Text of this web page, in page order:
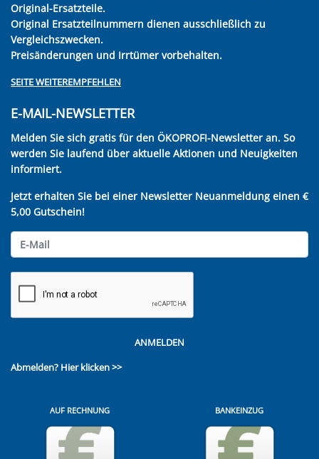
Original-Ersatzteile.
Original Ersatzteilnummern dienen ausschließlich zu
Vergleichszwecken.
Preisänderungen und Irrtümer vorbehalten.
SEITE WEITEREMPFEHLEN
E-MAIL-NEWSLETTER
Melden Sie sich gratis für den ÖKOPROFI-Newsletter an. So
werden Sie laufend über aktuelle Aktionen und Neuigkeiten
informiert.
Jetzt erhalten Sie bei einer Newsletter Neuanmeldung einen €
5,00 Gutschein!
ANMELDEN
Abmelden? Hier klicken >>
AUF RECHNUNG BANKEINZUG